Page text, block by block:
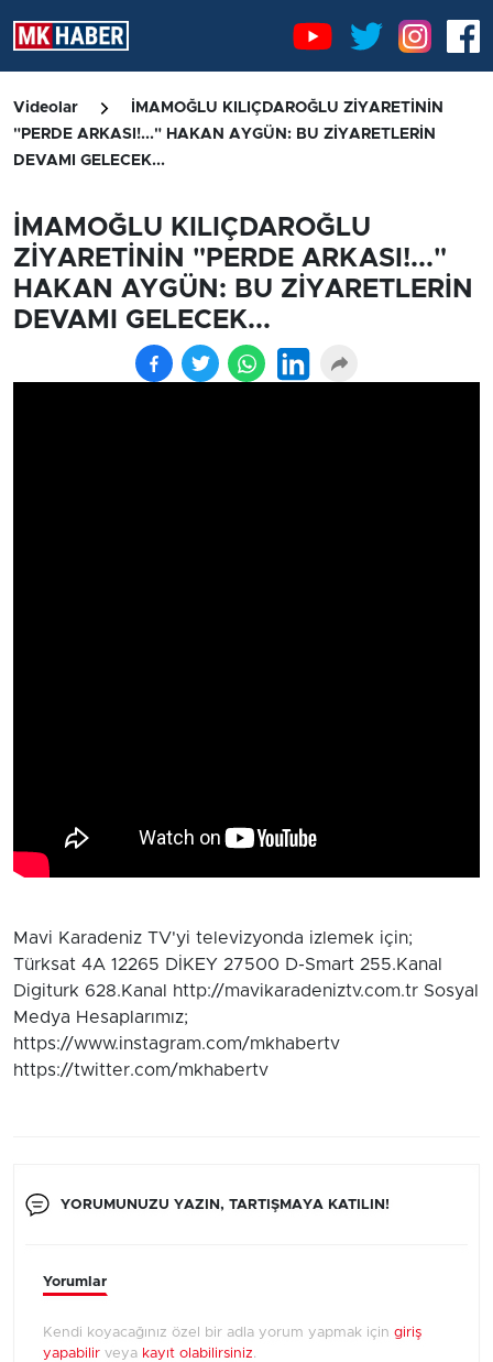
Videolar
İMAMOĞLU KILIÇDAROĞLU ZİYARETİNİN
"PERDE ARKASI!..." HAKAN AYGÜN: BU ZİYARETLERİN
DEVAMI GELECEK...
İMAMOĞLU KILIÇDAROĞLU
ZİYARETİNİN "PERDE ARKASI!..."
HAKAN AYGÜN: BU ZİYARETLERİN
DEVAMI GELECEK...
Mavi Karadeniz TV'yi televizyonda izlemek için;
Türksat 4A 12265 DİKEY 27500 D-Smart 255.Kanal
Digiturk 628.Kanal http://mavikaradeniztv.com.tr Sosyal
Medya Hesaplarımız;
https://www.instagram.com/mkhabertv
https://twitter.com/mkhabertv
YORUMUNUZU YAZIN, TARTIŞMAYA KATILIN!
Yorumlar
Kendi koyacağınız özel bir adla yorum yapmak için giriş
yapabilir veya kayıt olabilirsiniz.